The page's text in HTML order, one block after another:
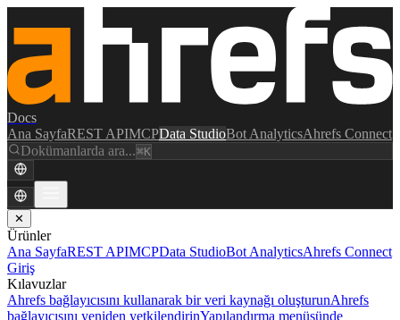
Docs
Ana SayfaREST APIMCPData StudioBot AnalyticsAhrefs Connect
Dokümanlarda ara...⌘K
✕
Ürünler
Ana SayfaREST APIMCPData StudioBot AnalyticsAhrefs Connect
Giriş
Kılavuzlar
Ahrefs bağlayıcısını kullanarak bir veri kaynağı oluşturunAhrefs
bağlayıcısını yeniden yetkilendirinYapılandırma menüsünde